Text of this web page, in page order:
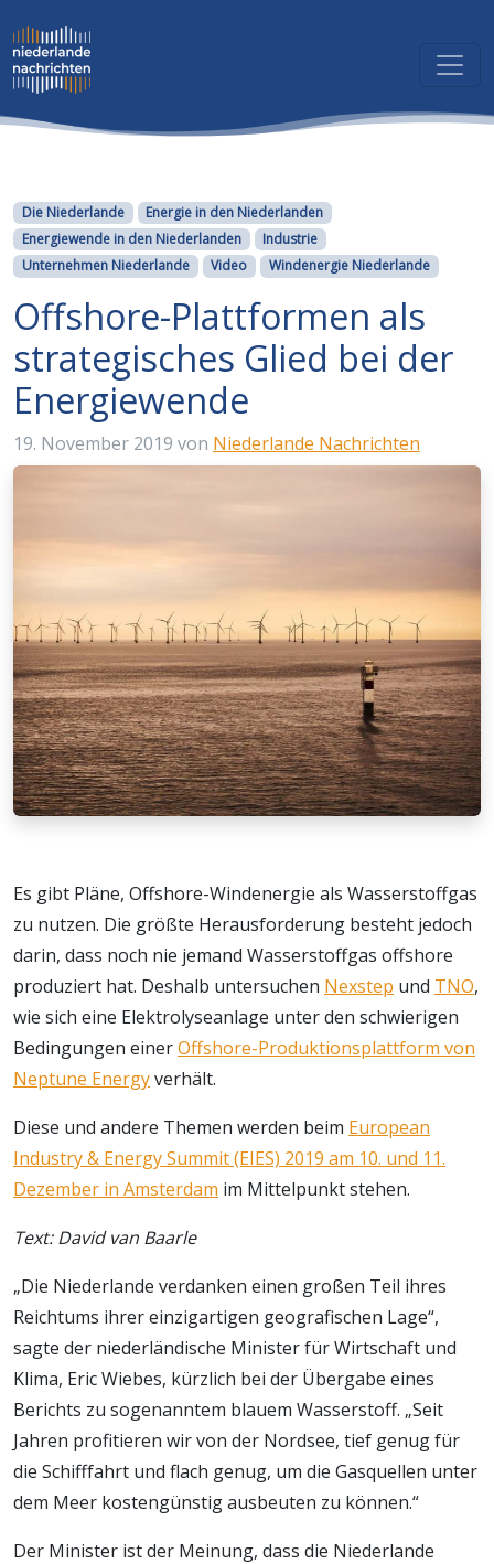
Kategorien
Die Niederlande
Energie in den Niederlanden
Energiewende in den Niederlanden
Industrie
Unternehmen Niederlande
Video Windenergie Niederlande
Offshore-Plattformen als
strategisches Glied bei der
Energiewende
19. November 2019 von Niederlande Nachrichten
Es gibt Pläne, Offshore-Windenergie als Wasserstoffgas
zu nutzen. Die größte Herausforderung besteht jedoch
darin, dass noch nie jemand Wasserstoffgas offshore
produziert hat. Deshalb untersuchen Nexstep und TNO,
wie sich eine Elektrolyseanlage unter den schwierigen
Bedingungen einerOffshore-Produktionsplattform von
Neptune Energyverhält.
Diese und andere Themen werden beim European
Industry & Energy Summit (EIES) 2019 am 10. und 11.
Dezember in Amsterdam im Mittelpunkt stehen.
Text: David van Baarle
„Die Niederlande verdanken einen großen Teil ihres
Reichtums ihrer einzigartigen geografischen Lage“,
sagte der niederländische Minister für Wirtschaft und
Klima, Eric Wiebes, kürzlich bei der Übergabe eines
Berichts zu sogenanntem blauem Wasserstoff. „Seit
Jahren profitieren wir von der Nordsee, tief genug für
die Schifffahrt und flach genug, um die Gasquellen unter
dem Meer kostengünstig ausbeuten zu können.“
Der Minister ist der Meinung, dass die Niederlande